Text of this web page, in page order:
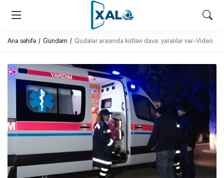
XALQ.ONLINE
ONLAYN PLATFORMA
Ana səhifə Gündəm Qudalar arasında kütləvi dava: yaralılar var-Video